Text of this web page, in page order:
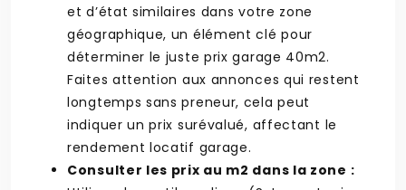
et d’état similaires dans votre zone
géographique, un élément clé pour
déterminer le juste prix garage 40m2.
Faites attention aux annonces qui restent
longtemps sans preneur, cela peut
indiquer un prix surévalué, affectant le
rendement locatif garage.
Consulter les prix au m2 dans la zone :